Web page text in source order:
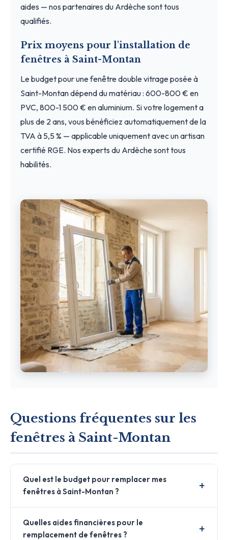
aides — nos partenaires du Ardèche sont tous
qualifiés.
Prix moyens pour l'installation de
fenêtres à Saint-Montan
Le budget pour une fenêtre double vitrage posée à
Saint-Montan dépend du matériau : 600-800 € en
PVC, 800-1 500 € en aluminium. Si votre logement a
plus de 2 ans, vous bénéficiez automatiquement de la
TVA à 5,5 % — applicable uniquement avec un artisan
certifié RGE. Nos experts du Ardèche sont tous
habilités.
Questions fréquentes sur les
fenêtres à Saint-Montan
Quel est le budget pour remplacer mes
fenêtres à Saint-Montan ?
Quelles aides financières pour le
remplacement de fenêtres ?